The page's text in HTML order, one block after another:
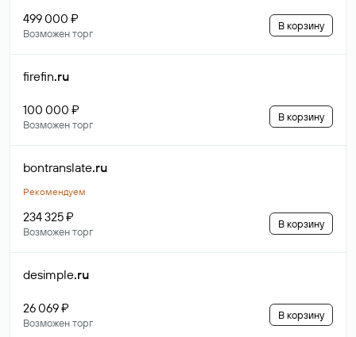
499 000 ₽
Возможен торг
В корзину
firefin.ru
100 000 ₽
Возможен торг
В корзину
bontranslate.ru
Рекомендуем
234 325 ₽
Возможен торг
В корзину
desimple.ru
26 069 ₽
Возможен торг
В корзину